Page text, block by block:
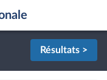
Résultats >